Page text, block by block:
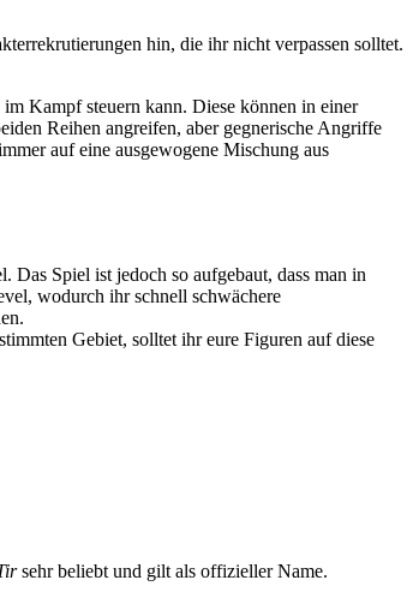
hin, die ihr nicht verpassen solltet.
Kampf steuern kann. Diese können in einer
Reihen angreifen, aber gegnerische Angriffe
auf eine ausgewogene Mischung aus
Spiel ist jedoch so aufgebaut, dass man in
wodurch ihr schnell schwächere
Gebiet, solltet ihr eure Figuren auf diese
sehr beliebt und gilt als offizieller Name.